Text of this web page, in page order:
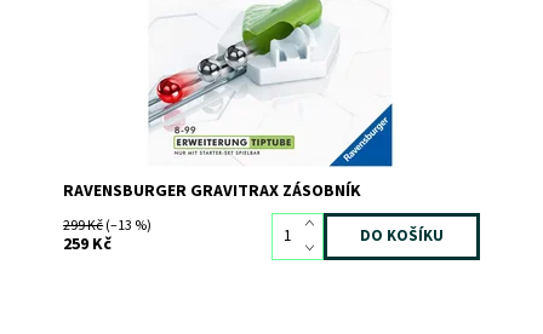
RAVENSBURGER GRAVITRAX ZÁSOBNÍK
299 Kč(–13 %)
259 Kč